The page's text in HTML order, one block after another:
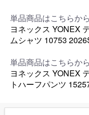
単品商品はこちらか
ヨネックス YONEX
ムシャツ 10753
単品商品はこちらか
ヨネックス YONEX
トハーフパンツ